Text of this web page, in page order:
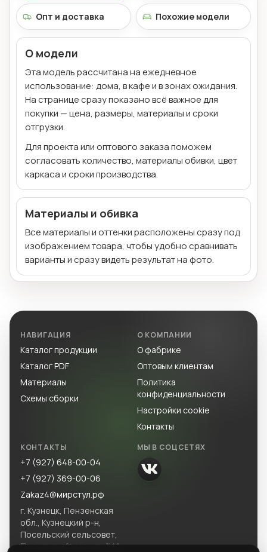
Опт и доставка Похожие модели
О модели
Эта модель рассчитана на ежедневное
использование: дома, в кафе и в зонах ожидания.
На странице сразу показано всё важное для
покупки — цена, размеры, материалы и сроки
отгрузки.
Для проекта или оптового заказа поможем
согласовать количество, материалы обивки, цвет
каркаса и сроки производства.
Материалы и обивка
Все материалы и оттенки расположены сразу под
изображением товара, чтобы удобно сравнивать
варианты и сразу видеть результат на фото.
НАВИГАЦИЯ
Каталог продукции
Каталог PDF
Материалы
Схемы сборки
О КОМПАНИИ
О фабрике
Оптовым клиентам
Политика
конфиденциальности
Настройки cookie
Контакты
КОНТАКТЫ
+7 (927) 648-00-04
+7 (927) 369-00-06
Zakaz4@мирстул.рф
г. Кузнецк, Пензенская
обл., Кузнецкий р-н,
Посельский сельсовет,
Посельский массив, ЗУ 1.
МЫ В СОЦСЕТЯХ